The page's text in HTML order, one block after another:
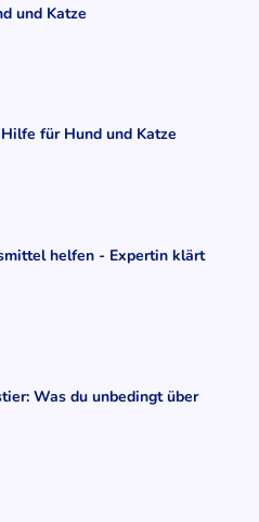
und Katze
für Hund und Katze
helfen - Expertin klärt
Was du unbedingt über